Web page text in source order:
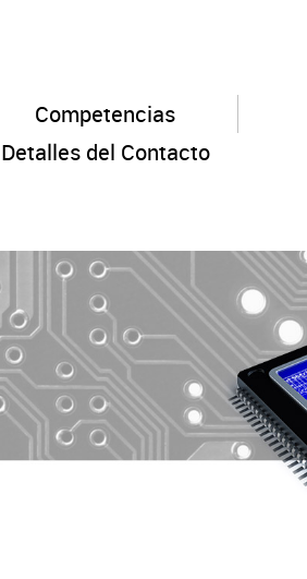
Competencias
Detalles del Contacto